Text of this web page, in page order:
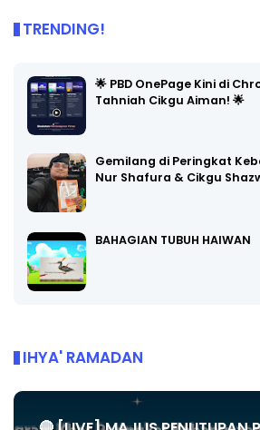
TRENDING!
🌟 PBD OnePage Kini di
Tahniah Cikgu Aiman! 🌟
Gemilang di Peringkat
Nur Shafura & Cikgu
BAHAGIAN TUBUH HAIWAN
IHYA' RAMADAN